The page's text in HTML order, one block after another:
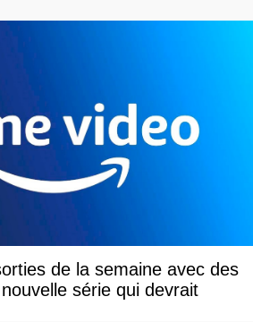
de la semaine avec des
série qui devrait